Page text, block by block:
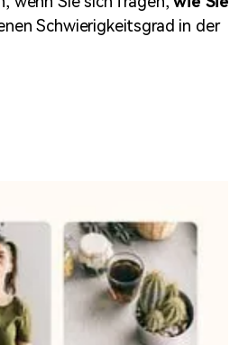
Schwierigkeitsgrad in der